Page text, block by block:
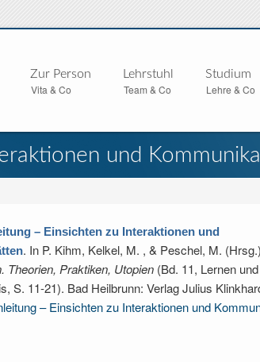
Zur Person
Vita & Co
Lehrstuhl
Team & Co
Studium
Lehre & Co
und
– Einsichten zu Interaktionen und
. In P. Kihm, Kelkel, M. , & Peschel, M. (Hrsg.)
Theorien, Praktiken, Utopien (Bd. 11, Lernen
S. 11-21). Bad Heilbrunn: Verlag Julius
– Einsichten zu Interaktionen und